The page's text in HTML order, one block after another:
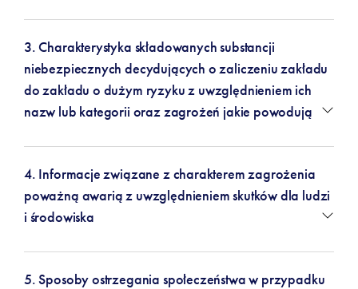
3. Charakterystyka składowanych substancji
niebezpiecznych decydujących o zaliczeniu zakładu
do zakładu o dużym ryzyku z uwzględnieniem ich
nazw lub kategorii oraz zagrożeń jakie powodują
4. Informacje związane z charakterem zagrożenia
poważną awarią z uwzględnieniem skutków dla ludzi
i środowiska
5. Sposoby ostrzegania społeczeństwa w przypadku